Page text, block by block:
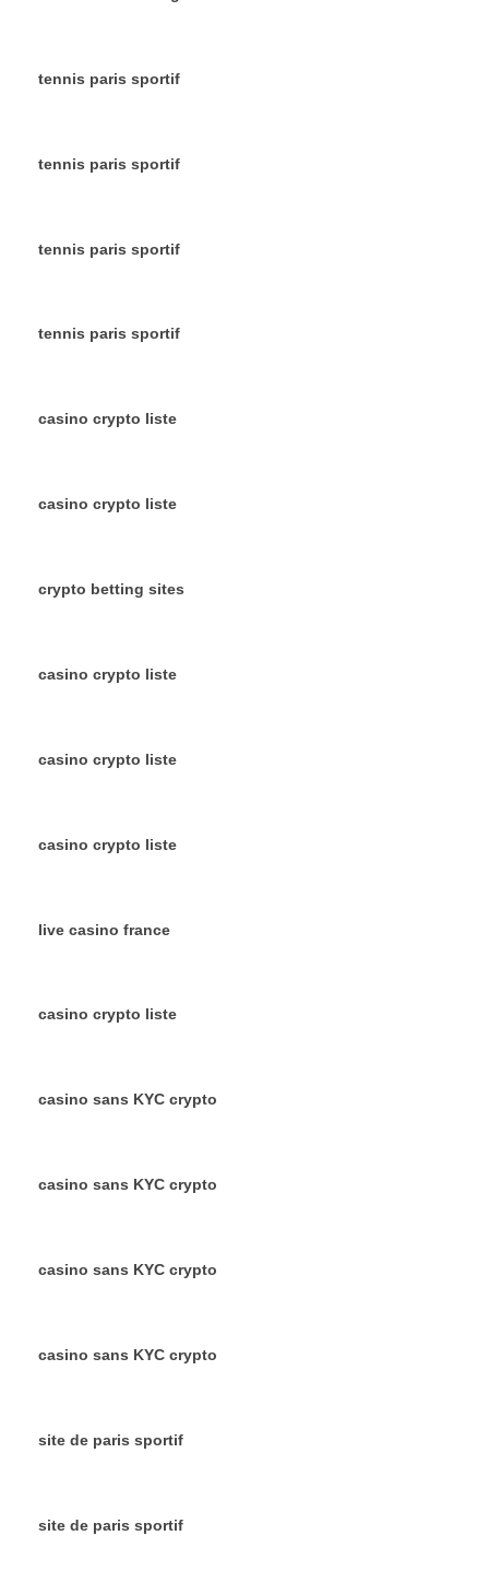
tennis paris sportif
tennis paris sportif
tennis paris sportif
tennis paris sportif
casino crypto liste
casino crypto liste
crypto betting sites
casino crypto liste
casino crypto liste
casino crypto liste
live casino france
casino crypto liste
casino sans KYC crypto
casino sans KYC crypto
casino sans KYC crypto
casino sans KYC crypto
site de paris sportif
site de paris sportif